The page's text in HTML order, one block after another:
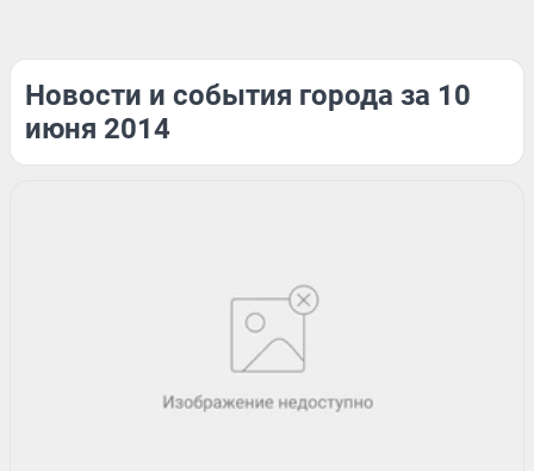
Новости и события города за 10
июня 2014